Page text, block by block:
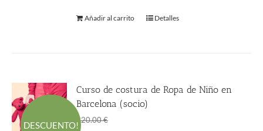
Añadir al carrito Detalles
DESCUENTO!
Curso de costura de Ropa de Niño en
Barcelona (socio)
220.00€